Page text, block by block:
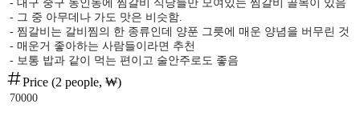
- 대구 중구 동인동에 찜갈비 식당들만 모여있는 찜갈비 골목이 있음
- 그 중 아무데나 가도 맛은 비슷함.
- 찜갈비는 갈비찜의 한 종류인데 양푼 그릇에 매운 양념을 버무린 것
- 매운거 좋아하는 사람들이라면 추천
- 보통 밥과 같이 먹는 편이고 술안주로도 좋음
Price (2 people, ₩)
70000